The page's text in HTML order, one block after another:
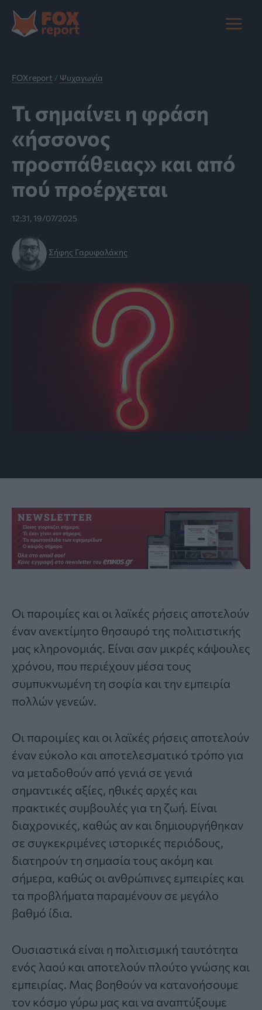
στο
περιεχόμενο
Main
FOXreport / Ψυχαγωγία
Τι σημαίνει η φράση
«ήσσονος
προσπάθειας» και από
πού προέρχεται
12:31, 19/07/2025
Σήφης Γαρυφαλάκης
Οι παροιμίες και οι λαϊκές ρήσεις αποτελούν
έναν ανεκτίμητο θησαυρό της πολιτιστικής
μας κληρονομιάς. Είναι σαν μικρές κάψουλες
χρόνου, που περιέχουν μέσα τους
συμπυκνωμένη τη σοφία και την εμπειρία
πολλών γενεών.
Οι παροιμίες και οι λαϊκές ρήσεις αποτελούν
έναν εύκολο και αποτελεσματικό τρόπο για
να μεταδοθούν από γενιά σε γενιά
σημαντικές αξίες, ηθικές αρχές και
πρακτικές συμβουλές για τη ζωή. Είναι
διαχρονικές, καθώς αν και δημιουργήθηκαν
σε συγκεκριμένες ιστορικές περιόδους,
διατηρούν τη σημασία τους ακόμη και
σήμερα, καθώς οι ανθρώπινες εμπειρίες και
τα προβλήματα παραμένουν σε μεγάλο
βαθμό ίδια.
Ουσιαστικά είναι η πολιτισμική ταυτότητα
ενός λαού και αποτελούν πλούτο γνώσης και
εμπειρίας. Μας βοηθούν να κατανοήσουμε
τον κόσμο γύρω μας και να αναπτύξουμε